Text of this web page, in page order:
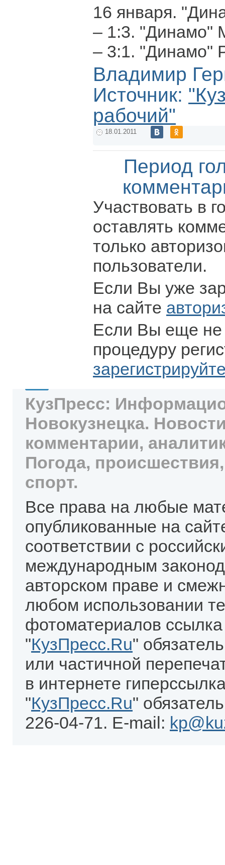
16 января.
– 1:3. "Динамо"
– 3:1. "Динамо"
Владимир
Источник:
рабочий"
18.01.2011
Период
Участвовать в
оставлять
только
пользователи.
Если Вы уже
на сайте
Если Вы еще не
процедуру
КузПресс:
Новокузнецка.
комментарии,
Погода,
спорт.
Все права на любые
опубликованные на
соответствии с
международным
авторском праве и
любом использовании
фотоматериалов
"КузПресс.Ru"
или частичной
в интернете
"КузПресс.Ru"
226-04-71. E-mail: